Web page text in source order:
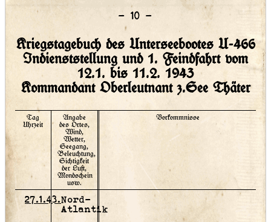
– 10 –
Kriegstagebuch des Unterseebootes U-466
Indienststellung und 1. Feindfahrt vom
12.1. bis 11.2. 1943
Kommandant Oberleutnant z.See Thäter
Tag
Uhrzeit
Angabe
des Ortes,
Wind,
Wetter,
Seegang,
Beleuchtung,
Sichtigkeit
der Luft,
Mondschein
usw.
Vorkommnisse
27.1.43.Nord-
Atlantik